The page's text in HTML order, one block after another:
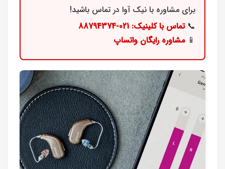
برای مشاوره با نیک آوا در تماس باشید!
📞تماس با کلینیک: 021-88794374
📱مشاوره رایگان واتساپ